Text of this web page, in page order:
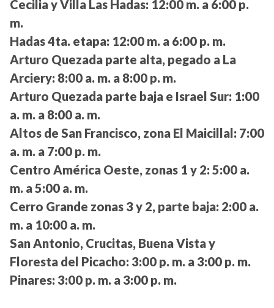
Cecilia y Villa Las Hadas: 12:00 m. a 6:00 p.
m.
Hadas 4ta. etapa: 12:00 m. a 6:00 p. m.
Arturo Quezada parte alta, pegado a La
Arciery: 8:00 a. m. a 8:00 p. m.
Arturo Quezada parte baja e Israel Sur: 1:00
a. m. a 8:00 a. m.
Altos de San Francisco, zona El Maicillal: 7:00
a. m. a 7:00 p. m.
Centro América Oeste, zonas 1 y 2: 5:00 a.
m. a 5:00 a. m.
Cerro Grande zonas 3 y 2, parte baja: 2:00 a.
m. a 10:00 a. m.
San Antonio, Crucitas, Buena Vista y
Floresta del Picacho: 3:00 p. m. a 3:00 p. m.
Pinares: 3:00 p. m. a 3:00 p. m.